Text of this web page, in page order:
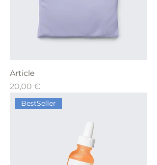
Article
Prix
20,00 €
BestSeller